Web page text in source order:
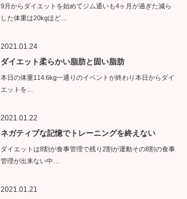
9月からダイエットを始めてジム通いも4ヶ月が過ぎた減ら
した体重は20kgほど…
2021.01.24
ダイエット柔らかい脂肪と固い脂肪
本日の体重114.6kg一通りのイベントが終わり本日からダイ
エットを…
2021.01.22
ネガティブな記憶でトレーニングを終えない
ダイエットは8割が食事管理で残り2割が運動その8割の食事
管理が出来ない中…
2021.01.21